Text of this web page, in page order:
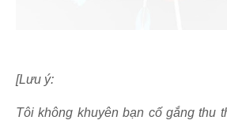
[Lưu ý:
Tôi không khuyên bạn cố gắng thu